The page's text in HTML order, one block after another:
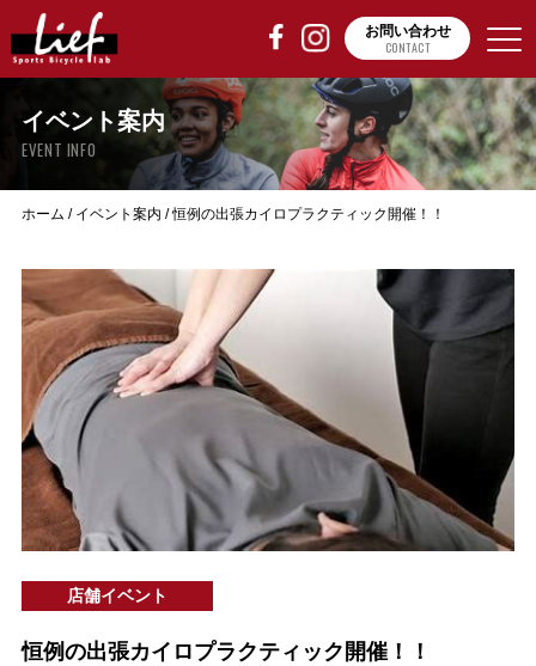
お問い合わせ
CONTACT
イベント案内
EVENT INFO
ホーム / イベント案内 /恒例の出張カイロプラクティック開催！！
店舗イベント
恒例の出張カイロプラクティック開催！！